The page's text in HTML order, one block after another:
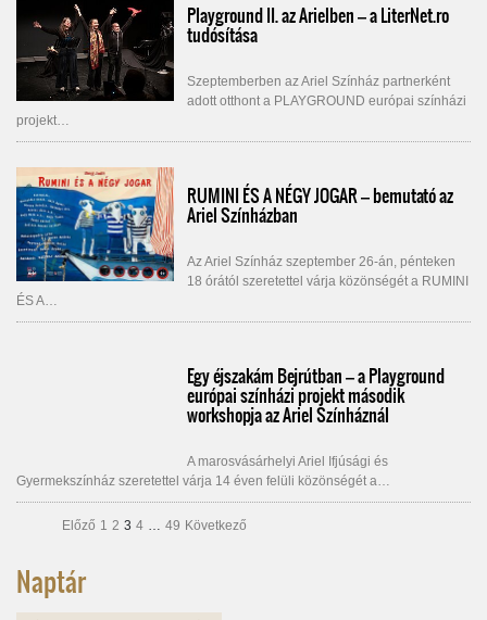
Naptár
Playground II. az Arielben – a LiterNet.ro
tudósítása
Szeptemberben az Ariel Színház partnerként
adott otthont a PLAYGROUND európai színházi
projekt…
RUMINI ÉS A NÉGY JOGAR – bemutató az
Ariel Színházban
Az Ariel Színház szeptember 26-án, pénteken
18 órától szeretettel várja közönségét a RUMINI
ÉS A…
Egy éjszakám Bejrútban – a Playground
európai színházi projekt második
workshopja az Ariel Színháznál
A marosvásárhelyi Ariel Ifjúsági és
Gyermekszínház szeretettel várja 14 éven felüli közönségét a…
Előző 1 2 3 4 … 49 Következő